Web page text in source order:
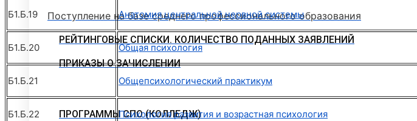
Поступление на базе среднего профессионального образования
РЕЙТИНГОВЫЕ СПИСКИ. КОЛИЧЕСТВО ПОДАННЫХ ЗАЯВЛЕНИЙ
ПРИКАЗЫ О ЗАЧИСЛЕНИИ
ПРОГРАММЫ СПО (КОЛЛЕДЖ)
Б1.Б.19 Анатомия центральной нервной системы
Б1.Б.20 Общая психология
Б1.Б.21 Общепсихологический практикум
Б1.Б.22 Психология развития и возрастная психология